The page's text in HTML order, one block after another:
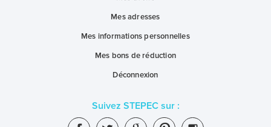
Mes adresses
Mes informations personnelles
Mes bons de réduction
Déconnexion
Suivez STEPEC sur :